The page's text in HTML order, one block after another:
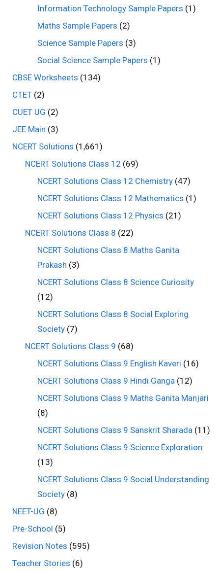
Information Technology Sample Papers (1)
Maths Sample Papers (2)
Science Sample Papers (3)
Social Science Sample Papers (1)
CBSE Worksheets (134)
CTET (2)
CUET UG (2)
JEE Main (3)
NCERT Solutions (1,661)
NCERT Solutions Class 12 (69)
NCERT Solutions Class 12 Chemistry (47)
NCERT Solutions Class 12 Mathematics (1)
NCERT Solutions Class 12 Physics (21)
NCERT Solutions Class 8 (22)
NCERT Solutions Class 8 Maths Ganita
Prakash (3)
NCERT Solutions Class 8 Science Curiosity
(12)
NCERT Solutions Class 8 Social Exploring
Society (7)
NCERT Solutions Class 9 (68)
NCERT Solutions Class 9 English Kaveri (16)
NCERT Solutions Class 9 Hindi Ganga (12)
NCERT Solutions Class 9 Maths Ganita Manjari
(8)
NCERT Solutions Class 9 Sanskrit Sharada (11)
NCERT Solutions Class 9 Science Exploration
(13)
NCERT Solutions Class 9 Social Understanding
Society (8)
NEET-UG (8)
Pre-School (5)
Revision Notes (595)
Teacher Stories (6)